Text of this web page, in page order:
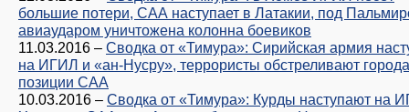
большие потери, САА наступает в Латакии, под
авиаударом уничтожена колонна боевиков
11.03.2016 – Сводка от «Тимура»: Сирийская армия
на ИГИЛ и «ан-Нусру», террористы обстреливают
позиции САА
10.03.2016 – Сводка от «Тимура»: Курды наступают на